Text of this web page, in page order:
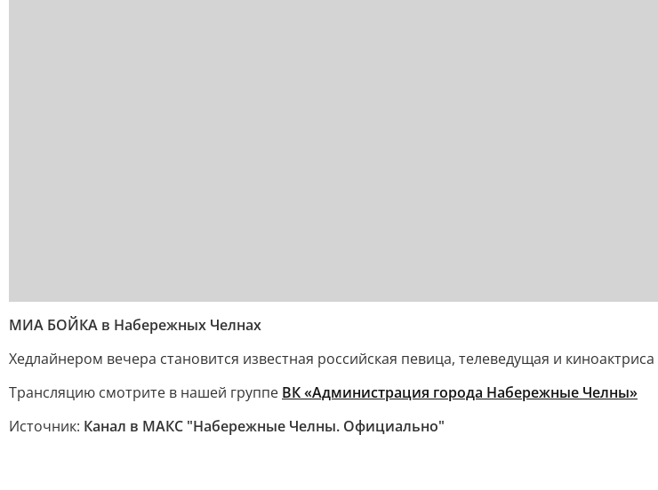
МИА БОЙКА в Набережных Челнах
Хедлайнером вечера становится известная российская певица, телеведущая и киноактриса
Трансляцию смотрите в нашей группе ВК «Администрация города Набережные Челны»
Источник: Канал в МАКС "Набережные Челны. Официально"